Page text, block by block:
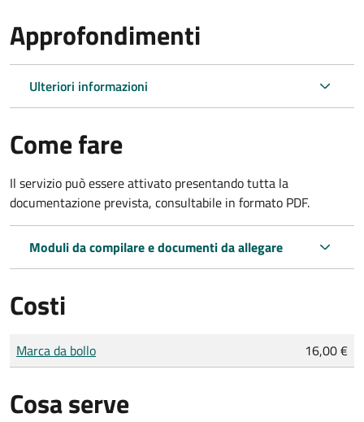
Approfondimenti
Ulteriori informazioni
Come fare
Il servizio può essere attivato presentando tutta la
documentazione prevista, consultabile in formato PDF.
Moduli da compilare e documenti da allegare
Costi
Tipo di pagamento
Importo
Marca da bollo 16,00 €
Cosa serve